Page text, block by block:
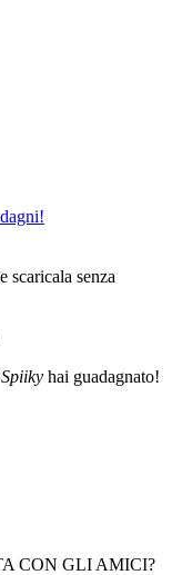
scaricala senza
hai guadagnato!
CON GLI AMICI?